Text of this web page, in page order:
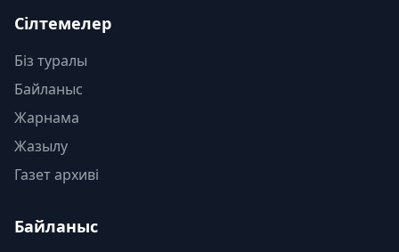
Сілтемелер
Біз туралы
Байланыс
Жарнама
Жазылу
Газет архиві
Байланыс